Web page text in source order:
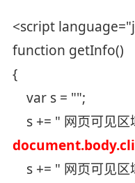
<script
function getInfo()
{
var s = "";
s += " 网页可见区
s += " 网页可见区